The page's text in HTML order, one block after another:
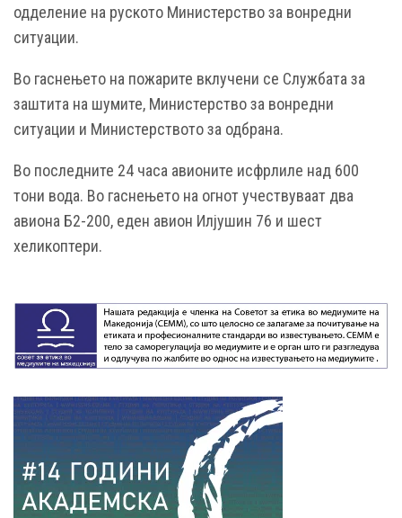
одделение на руското Министерство за вонредни
ситуации.
Во гаснењето на пожарите вклучени се Службата за
заштита на шумите, Министерство за вонредни
ситуации и Министерството за одбрана.
Во последните 24 часа авионите исфрлиле над 600
тони вода. Во гаснењето на огнот учествуваат два
авиона Б2-200, еден авион Илјушин 76 и шест
хеликоптери.